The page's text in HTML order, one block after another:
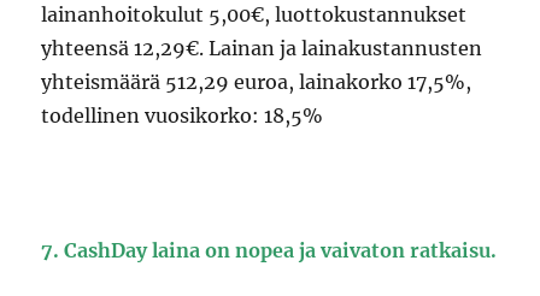
lainanhoitokulut 5,00€, luottokustannukset
yhteensä 12,29€. Lainan ja lainakustannusten
yhteismäärä 512,29 euroa, lainakorko 17,5%,
todellinen vuosikorko: 18,5%
7. CashDay laina on nopea ja vaivaton ratkaisu.